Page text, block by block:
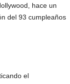
hace un
del 93 cumpleaños
el